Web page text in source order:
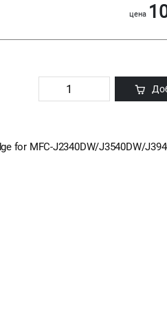
цена
for MFC-J2340DW/J3540DW/